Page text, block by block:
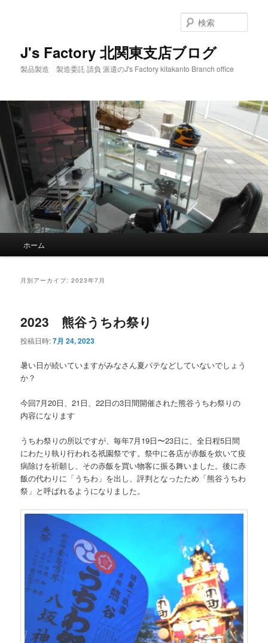
J's Factory 北関東支店ブログ
製品製造 製造委託 請負 派遣のJ's Factory kitakanto Branch office
索
ホーム
月別アーカイブ:2023年7月
2023 熊谷うちわ祭り
投稿日時:7月 24, 2023
暑い日が続いていますがみなさん夏バテなどしていないでしょう
か？
今回7月20日、21日、22日の3日間開催された熊谷うちわ祭りの
内容になります
うちわ祭りの所以ですが、毎年7月19日〜23日に、全日程5日間
にわたり執り行われる祇園祭です。祭中に各店が赤飯を炊いて疫
病除けを祈願し、その赤飯を買い物客に振る舞いました。後に赤
飯の代わりに「うちわ」を出し、評判となったため「熊谷うちわ
祭」と呼ばれるようになりました。